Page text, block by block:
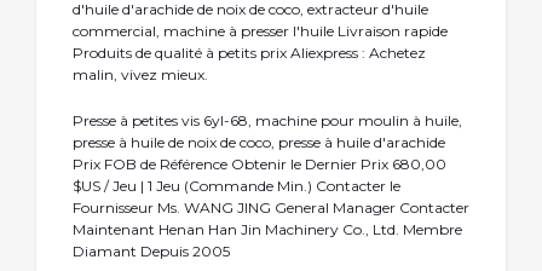
d'huile d'arachide de noix de coco, extracteur d'huile
commercial, machine à presser l'huile Livraison rapide
Produits de qualité à petits prix Aliexpress : Achetez
malin, vivez mieux.
Presse à petites vis 6yl-68, machine pour moulin à huile,
presse à huile de noix de coco, presse à huile d′arachide
Prix FOB de Référence Obtenir le Dernier Prix 680,00
$US / Jeu | 1 Jeu (Commande Min.) Contacter le
Fournisseur Ms. WANG JING General Manager Contacter
Maintenant Henan Han Jin Machinery Co., Ltd. Membre
Diamant Depuis 2005